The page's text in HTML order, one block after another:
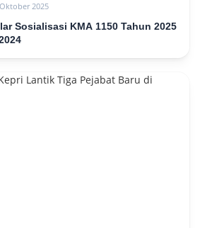
2025
Sosialisasi KMA 1150 Tahun 2025